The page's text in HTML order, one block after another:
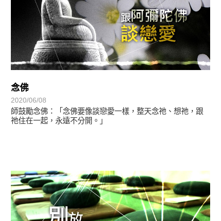
念佛
2020/06/08
師鼓勵念佛：「念佛要像談戀愛一樣，整天念祂、想祂，跟
祂住在一起，永遠不分開。」